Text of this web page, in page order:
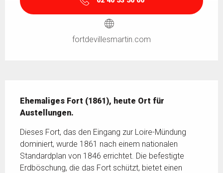
fortdevillesmartin.com
Ehemaliges Fort (1861), heute Ort für
Austellungen.
Dieses Fort, das den Eingang zur Loire-Mündung
dominiert, wurde 1861 nach einem nationalen
Standardplan von 1846 errichtet. Die befestigte
Erdböschung, die das Fort schützt, bietet einen